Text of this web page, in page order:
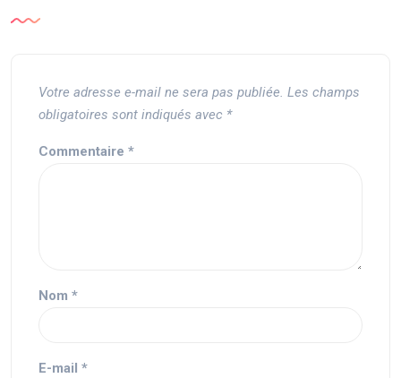
Votre adresse e-mail ne sera pas publiée. Les champs
obligatoires sont indiqués avec *
Commentaire *
Nom *
E-mail *